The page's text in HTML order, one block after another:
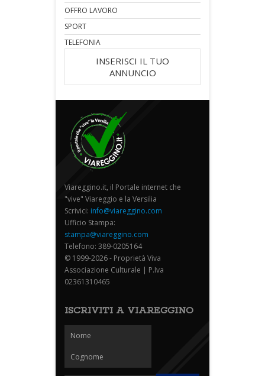
OFFRO LAVORO
SPORT
TELEFONIA
INSERISCI IL TUO
ANNUNCIO
Viareggino.it, il Portale internet che
"vive" Viareggio e la Versilia
Scrivici: info@viareggino.com
Ufficio Stampa:
stampa@viareggino.com
Telefono: 389-0205164
© 1999-2026 - Proprietà Viva
Associazione Culturale | P.Iva
02361310465
ISCRIVITI A VIAREGGINO